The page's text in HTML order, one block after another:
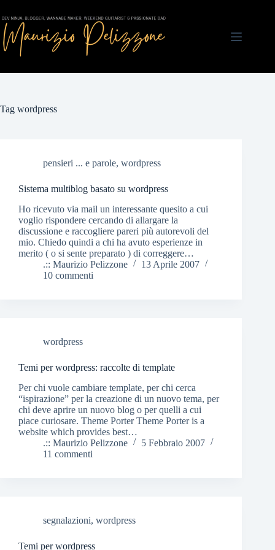
al
contenuto
Tag wordpress
pensieri ... e parole, wordpress
Sistema multiblog basato su wordpress
Ho ricevuto via mail un interessante quesito a cui
voglio rispondere cercando di allargare la
discussione e raccogliere pareri più autorevoli del
mio. Chiedo quindi a chi ha avuto esperienze in
merito ( o si sente preparato ) di correggere…
.:: Maurizio Pelizzone
13 Aprile 2007
10 commenti
wordpress
Temi per wordpress: raccolte di template
Per chi vuole cambiare template, per chi cerca
“ispirazione” per la creazione di un nuovo tema, per
chi deve aprire un nuovo blog o per quelli a cui
piace curiosare. Theme Porter Theme Porter is a
website which provides best…
.:: Maurizio Pelizzone
5 Febbraio 2007
11 commenti
segnalazioni, wordpress
Temi per wordpress